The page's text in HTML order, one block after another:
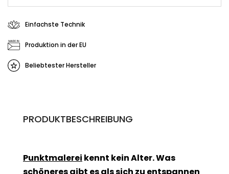
Einfachste Technik
Produktion in der EU
Beliebtester Hersteller
PRODUKTBESCHREIBUNG
Punktmalerei kennt kein Alter. Was